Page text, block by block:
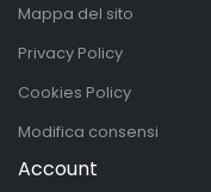
Mappa del sito
Privacy Policy
Cookies Policy
Modifica consensi
Account